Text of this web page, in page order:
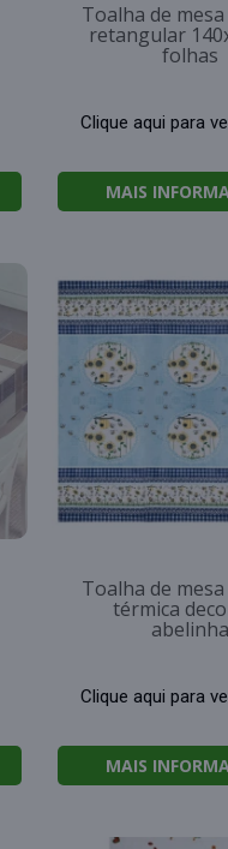
Toalha de
retangular
folhas
Clique aqui para
MAIS
Toalha de
térmica
abelinha
Clique aqui para
MAIS